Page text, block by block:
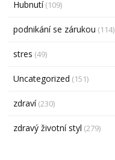
Hubnutí(109)
podnikání se zárukou (114)
stres (49)
Uncategorized (151)
zdraví(230)
zdravý životní styl (279)